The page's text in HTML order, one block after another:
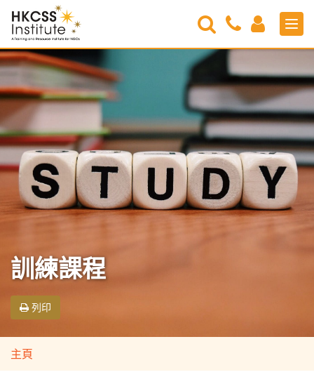
HKCSS
Institute
Search
Contact
Us
Login
訓練課程
列印
主頁